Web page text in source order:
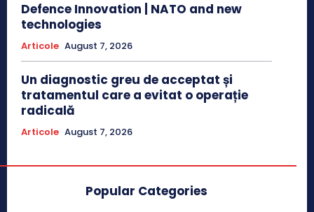
Defence Innovation | NATO and new
technologies
Articole August 7, 2026
Un diagnostic greu de acceptat și
tratamentul care a evitat o operație
radicală
Articole August 7, 2026
Popular Categories